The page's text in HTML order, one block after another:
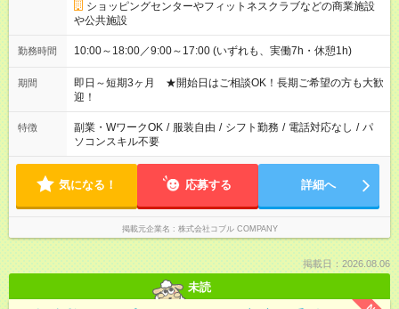
ショッピングセンターやフィットネスクラブなどの商業施設
や公共施設
勤務時間 10:00～18:00／9:00～17:00 (いずれも、実働7h・休憩1h)
期間
即日～短期3ヶ月 ★開始日はご相談OK！長期ご希望の方も大歓
迎！
特徴 副業・WワークOK / 服装自由 / シフト勤務 / 電話対応なし / パ
ソコンスキル不要
気になる！ 応募する 詳細へ
掲載元企業名 株式会社コブル COMPANY
掲載日：2026.08.06
未読